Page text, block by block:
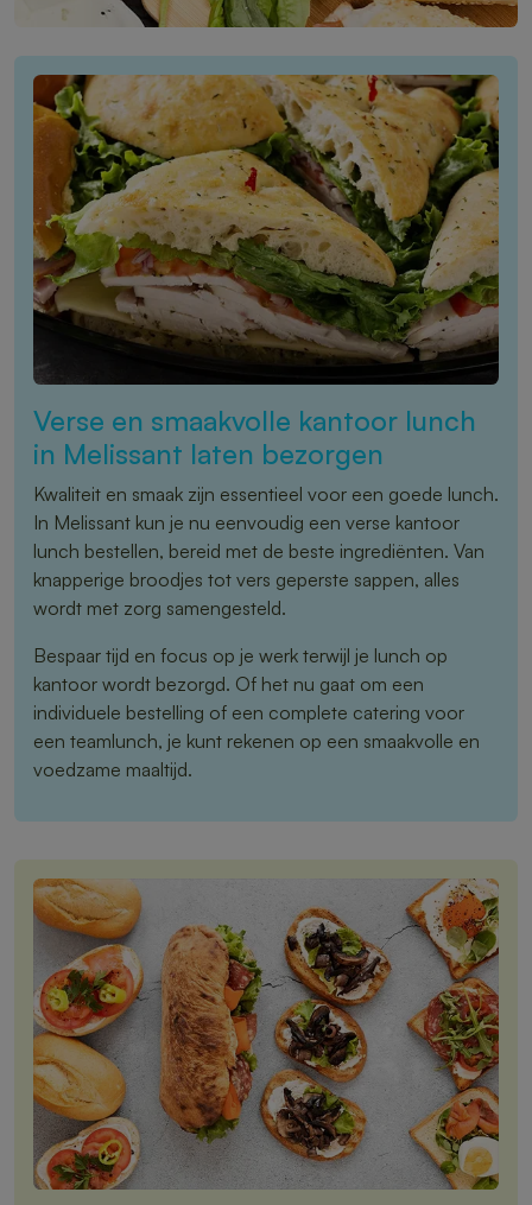
Verse en smaakvolle kantoor lunch
in Melissant laten bezorgen
Kwaliteit en smaak zijn essentieel voor een goede lunch.
In Melissant kun je nu eenvoudig een verse kantoor
lunch bestellen, bereid met de beste ingrediënten. Van
knapperige broodjes tot vers geperste sappen, alles
wordt met zorg samengesteld.
Bespaar tijd en focus op je werk terwijl je lunch op
kantoor wordt bezorgd. Of het nu gaat om een
individuele bestelling of een complete catering voor
een teamlunch, je kunt rekenen op een smaakvolle en
voedzame maaltijd.